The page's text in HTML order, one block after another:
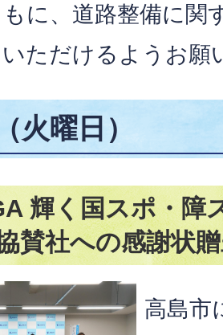
に、道路整備に関
ただけるようお願
火曜日）
輝く国スポ・障
賛社への感謝状
高島市